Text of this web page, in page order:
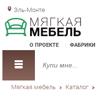
Эль-Монте
О ПРОЕКТЕ ФАБРИКИ
Мягкая мебель Каталог